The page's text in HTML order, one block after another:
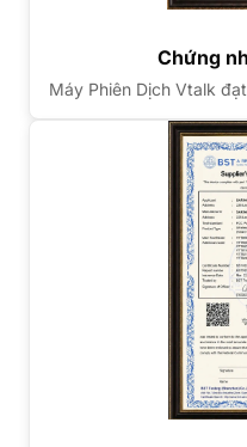
Chứng
Máy Phiên Dịch Vtalk